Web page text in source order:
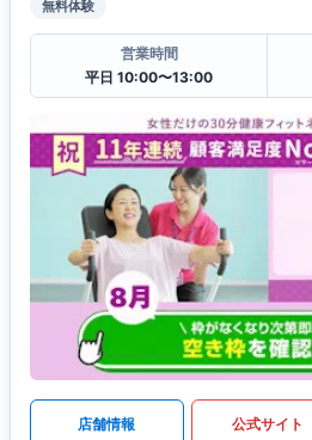
無料体験
営業時間
平日 10:00〜13:00
店舗情報 公式サイト